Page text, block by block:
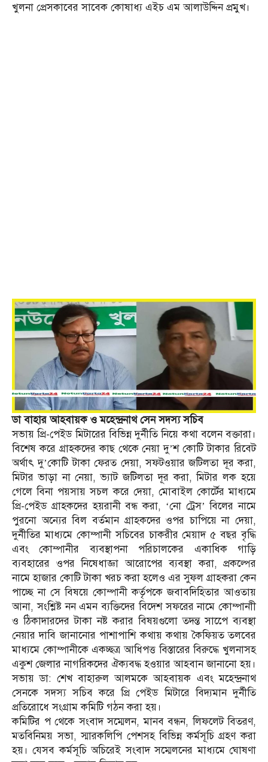
খুলনা প্রেসকাবের সাবেক কোষাধ্য এইচ এম আলাউদ্দিন প্রমুখ।
ডা বাহার আহবায়ক ও মহেন্দ্রনাথ সেন সদস্য সচিব
সভায় প্রি-পেইড মিটারের বিভিন্ন দুর্নীতি নিয়ে কথা বলেন বক্তারা।
বিশেষ করে গ্রাহকদের কাছ থেকে নেয়া দু’শ কোটি টাকার রিবেট
অর্থাৎ দু’কোটি টাকা ফেরত দেয়া, সফটওয়ার জটিলতা দূর করা,
মিটার ভাড়া না নেয়া, ভ্যাট জটিলতা দূর করা, মিটার লক হয়ে
গেলে বিনা পয়সায় সচল করে দেয়া, মোবাইল কোর্টের মাধ্যমে
প্রি-পেইড গ্রাহকদের হয়রানী বন্ধ করা, ‘নো ট্রেস’ বিলের নামে
পুরনো অন্যের বিল বর্তমান গ্রাহকদের ওপর চাপিয়ে না দেয়া,
দুর্নীতির মাধ্যমে কোম্পানী সচিবের চাকরীর মেয়াদ ৫ বছর বৃদ্ধি
এবং কোম্পানীর ব্যবস্থাপনা পরিচালকের একাধিক গাড়ি
ব্যবহারের ওপর নিষেধাজ্ঞা আরোপের ব্যবস্থা করা, প্রকল্পের
নামে হাজার কোটি টাকা খরচ করা হলেও এর সুফল গ্রাহকরা কেন
পাচ্ছে না সে বিষয়ে কোম্পানী কর্তৃপকে জবাবদিহিতার আওতায়
আনা, সংশ্লিষ্ট নন এমন ব্যক্তিদের বিদেশ সফরের নামে কোম্পানাী
ও ঠিকাদারদের টাকা নষ্ট করার বিষয়গুলো তদন্ত সাপেে ব্যবস্থা
নেয়ার দাবি জানানোর পাশাপাশি কথায় কথায় কৈফিয়ত তলবের
মাধ্যমে কোম্পানীকে একচ্ছত্র আধিপত্ত বিস্তারের বিরুদ্ধে খুলনাসহ
একুশ জেলার নাগরিকদের ঐক্যবদ্ধ হওয়ার আহবান জানানো হয়।
সভায় ডা: শেখ বাহারুল আলমকে আহবায়ক এবং মহেন্দ্রনাথ
সেনকে সদস্য সচিব করে প্রি পেইড মিটারে বিদ্যমান দুর্নীতি
প্রতিরোধে সংগ্রাম কমিটি গঠন করা হয়।
কমিটির প থেকে সংবাদ সম্মেলন, মানব বন্ধন, লিফলেট বিতরণ,
মতবিনিময় সভা, স্মারকলিপি পেশসহ বিভিন্ন কর্মসূচি গ্রহণ করা
হয়। যেসব কর্মসূচি অচিরেই সংবাদ সম্মেলনের মাধ্যমে ঘোষণা